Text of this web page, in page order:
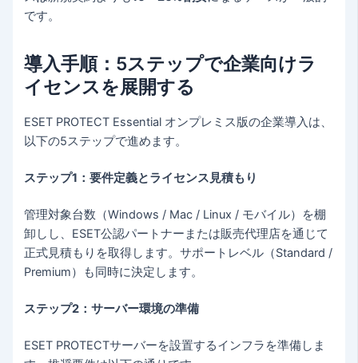
です。
導入手順：5ステップで企業向けラ
イセンスを展開する
ESET PROTECT Essential オンプレミス版の企業導入は、
以下の5ステップで進めます。
ステップ1：要件定義とライセンス見積もり
管理対象台数（Windows / Mac / Linux / モバイル）を棚
卸しし、ESET公認パートナーまたは販売代理店を通じて
正式見積もりを取得します。サポートレベル（Standard /
Premium）も同時に決定します。
ステップ2：サーバー環境の準備
ESET PROTECTサーバーを設置するインフラを準備しま